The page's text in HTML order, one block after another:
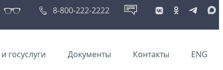
8-800-222-2222
госуслуги Документы Контакты ENG